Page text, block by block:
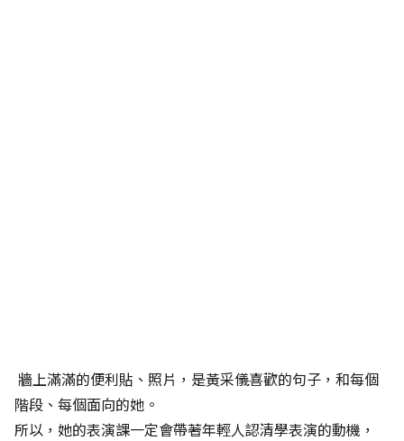
牆上滿滿的便利貼、照片，是黃采儀喜歡的句子，和每個
階段、每個面向的她。
所以，她的表演課一定會帶著年輕人認清學表演的動機，